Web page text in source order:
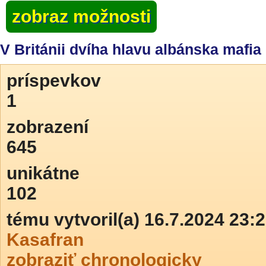
zobraz možnosti
V Británii dvíha hlavu albánska mafia
príspevkov
1
zobrazení
645
unikátne
102
tému vytvoril(a) 16.7.2024
Kasafran
zobraziť chronologicky